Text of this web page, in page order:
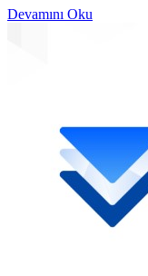
Devamını Oku